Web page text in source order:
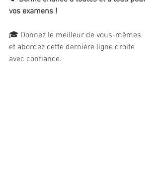
vos examens !
🎓 Donnez le meilleur de vous-mêmes
et abordez cette dernière ligne droite
avec confiance.